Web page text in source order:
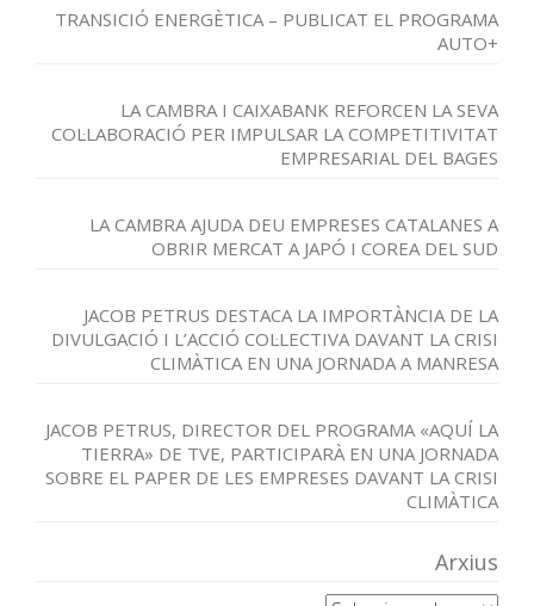
TRANSICIÓ ENERGÈTICA – PUBLICAT EL PROGRAMA
AUTO+
LA CAMBRA I CAIXABANK REFORCEN LA SEVA
COL·LABORACIÓ PER IMPULSAR LA COMPETITIVITAT
EMPRESARIAL DEL BAGES
LA CAMBRA AJUDA DEU EMPRESES CATALANES A
OBRIR MERCAT A JAPÓ I COREA DEL SUD
JACOB PETRUS DESTACA LA IMPORTÀNCIA DE LA
DIVULGACIÓ I L’ACCIÓ COL·LECTIVA DAVANT LA CRISI
CLIMÀTICA EN UNA JORNADA A MANRESA
JACOB PETRUS, DIRECTOR DEL PROGRAMA «AQUÍ LA
TIERRA» DE TVE, PARTICIPARÀ EN UNA JORNADA
SOBRE EL PAPER DE LES EMPRESES DAVANT LA CRISI
CLIMÀTICA
Arxius
Arxius